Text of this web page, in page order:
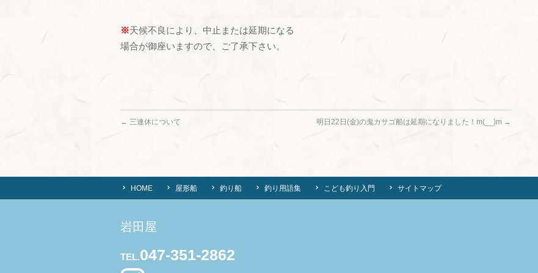
※天候不良により、中止または延期になる
場合が御座いますので、ご了承下さい。
← 三連休について 明日22日(金)の鬼カサゴ船は延期になりました！m(__)m →
HOME 屋形船 釣り船 釣り用語集 こども釣り入門 サイトマップ
岩田屋
TEL.047-351-2862